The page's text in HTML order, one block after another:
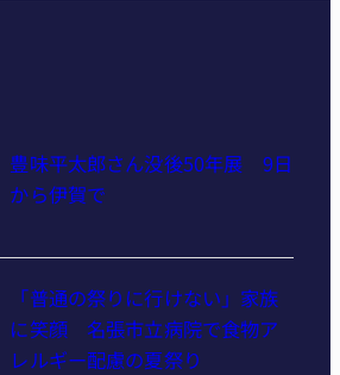
豊味平太郎さん没後50年展 9日
から伊賀で
「普通の祭りに行けない」家族
に笑顔 名張市立病院で食物ア
レルギー配慮の夏祭り